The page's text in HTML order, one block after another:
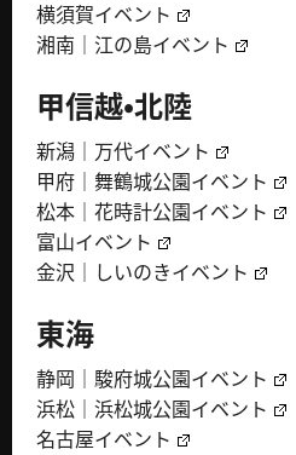
横須賀イベント
湘南｜江の島イベント
甲信越・北陸
新潟｜万代イベント
甲府｜舞鶴城公園イベント
松本｜花時計公園イベント
富山イベント
金沢｜しいのきイベント
東海
静岡｜駿府城公園イベント
浜松｜浜松城公園イベント
名古屋イベント